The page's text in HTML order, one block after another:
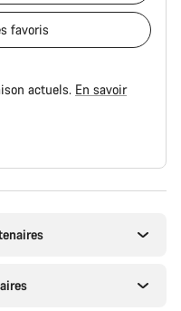
favoris
actuels. En savoir